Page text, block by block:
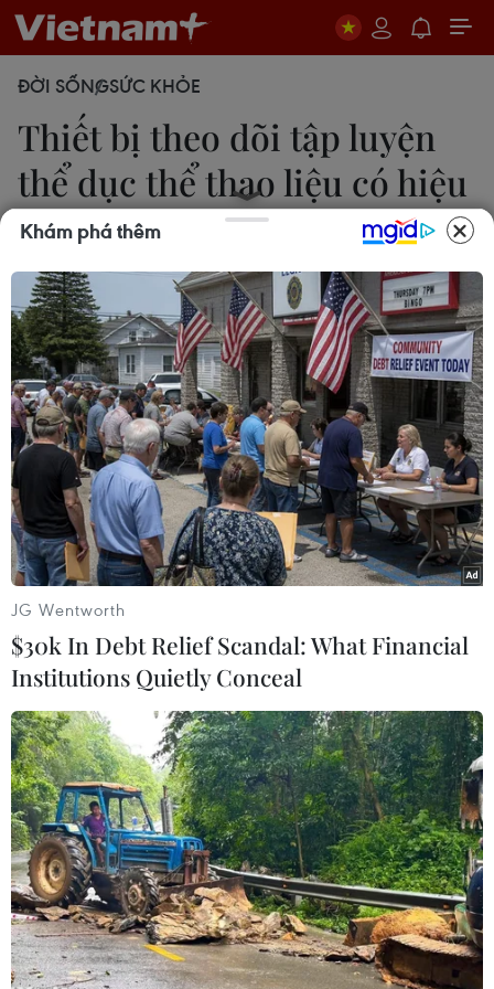
ĐỜI SỐNGSỨC KHỎE
Thiết bị theo dõi tập luyện
thể dục thể thao liệu có hiệu
quả?
THu Hương
22/09/2014 03:06
Nhiều thiết bị theo dõi tập luyện vẫn thiếu một số
công cụ mà các chuyên gia y tế cho là cần thiết
nhằm hỗ trợ người dùng tăng mức độ hoạt động
thể chất.
Theo đánh giá của nhà nghiên cứu tại Đại học Y
Texas ở Galveston, Mỹ, nhiều thiết bị theo dõi
tập luyện vẫn thiếu một số công cụ mà các
chuyên gia y tế cho là cần thiết nhằm hỗ trợ
Khám phá thêm
JG Wentworth
$30k In Debt Relief Scandal: What Financial
Institutions Quietly Conceal